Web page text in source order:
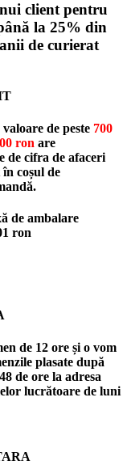
client pentru
la 25% din
de curierat
de peste 700
ron are
de cifra de afaceri
coșul de
de ambalare
ron
de 12 ore și o vom
plasate după
de ore la adresa
lucrătoare de luni